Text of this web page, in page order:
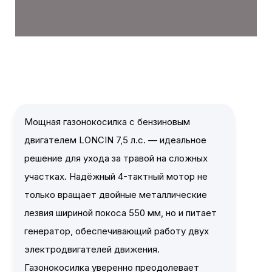
Мощная газонокосилка с бензиновым
двигателем LONCIN 7,5 л.с. — идеальное
решение для ухода за травой на сложных
участках. Надёжный 4-тактный мотор не
только вращает двойные металлические
лезвия шириной покоса 550 мм, но и питает
генератор, обеспечивающий работу двух
электродвигателей движения.
Газонокосилка уверенно преодолевает